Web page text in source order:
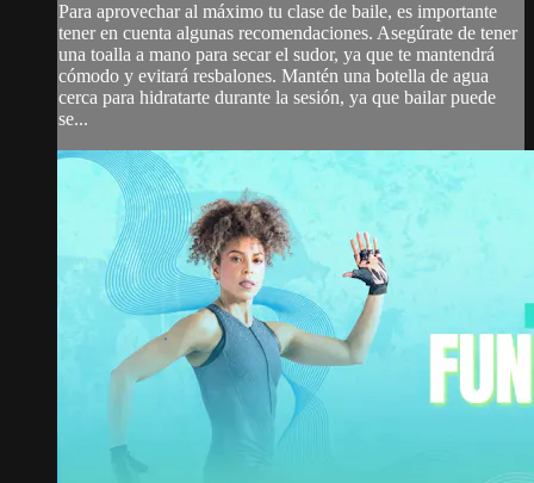
Para aprovechar al máximo tu clase de baile, es importante
tener en cuenta algunas recomendaciones. Asegúrate de tener
una toalla a mano para secar el sudor, ya que te mantendrá
cómodo y evitará resbalones. Mantén una botella de agua
cerca para hidratarte durante la sesión, ya que bailar puede
se...